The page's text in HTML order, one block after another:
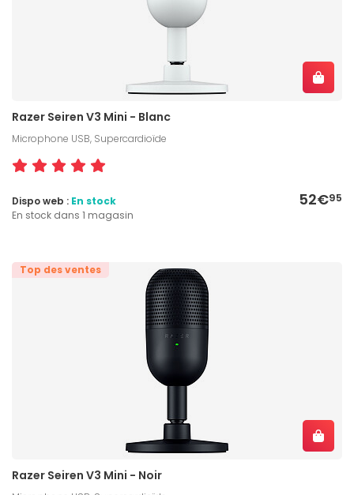
Razer Seiren V3 Mini - Blanc
Microphone USB, Supercardioïde
52€95
Dispo web : En stock
En stock dans 1 magasin
Top des ventes
Razer Seiren V3 Mini - Noir